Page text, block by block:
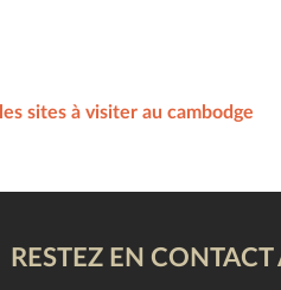
sites à visiter au cambodge
RESTEZ EN